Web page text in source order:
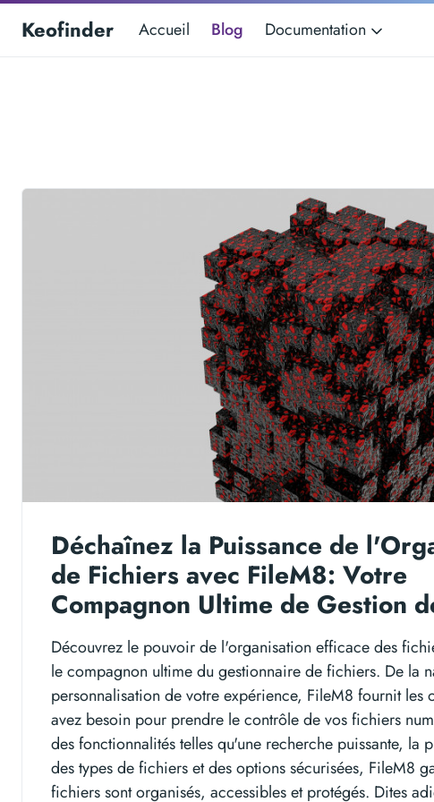
Keofinder Accueil Blog Documentation
Déchaînez la Puissance de
de Fichiers avec FileM8: Votre
Compagnon Ultime de Gestion
Découvrez le pouvoir de l'organisation efficace des
le compagnon ultime du gestionnaire de fichiers. De la
personnalisation de votre expérience, FileM8 fournit les
avez besoin pour prendre le contrôle de vos fichiers
des fonctionnalités telles qu'une recherche puissante, la
des types de fichiers et des options sécurisées, FileM8
fichiers sont organisés, accessibles et protégés. Dites